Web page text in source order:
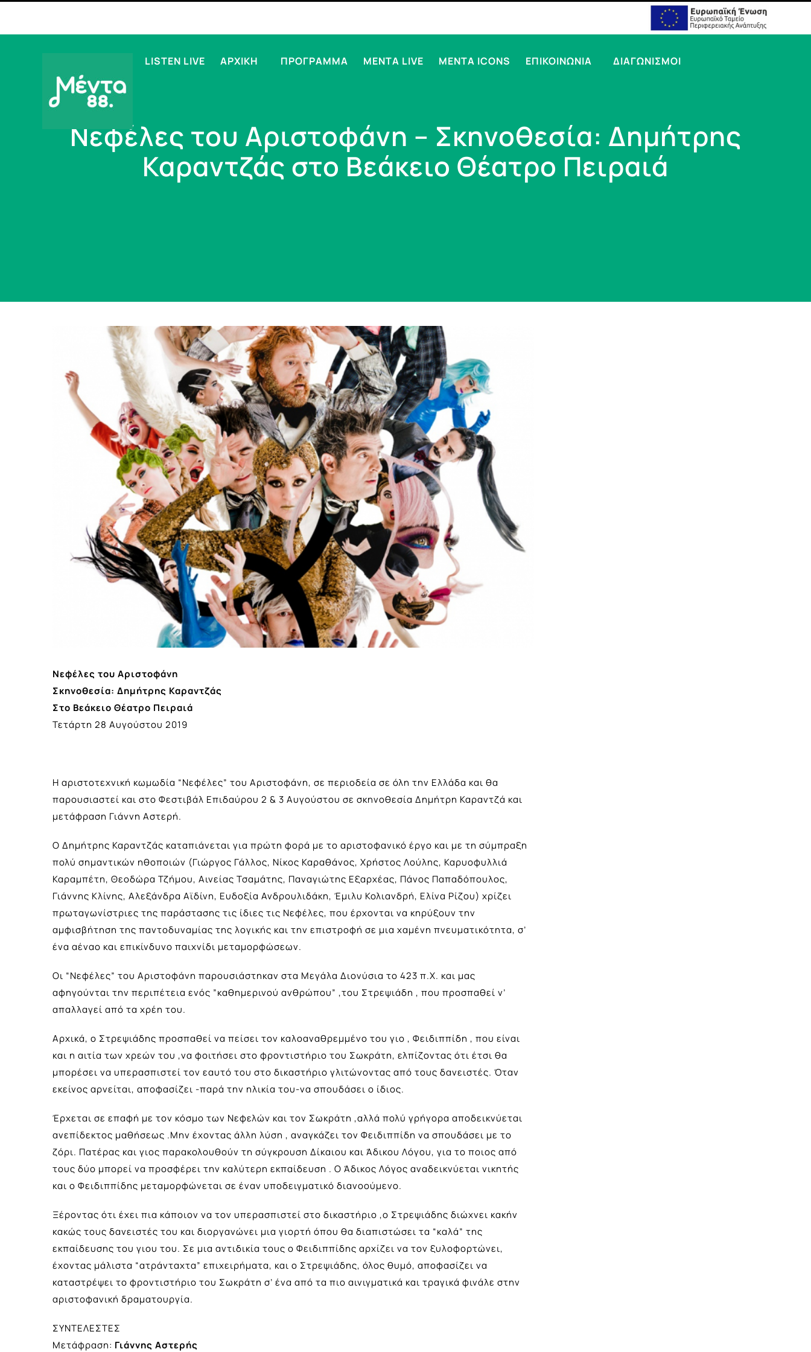
LISTEN LIVE ΑΡΧΙΚΗ ΠΡΟΓΡΑΜΜΑ MENTA LIVE MENTA ICONS ΕΠΙΚΟΙΝΩΝΙΑ ΔΙΑΓΩΝΙΣΜΟΙ
Νεφέλες του Αριστοφάνη – Σκηνοθεσία: Δημήτρης
Καραντζάς στο Βεάκειο Θέατρο Πειραιά
Νεφέλες του Αριστοφάνη
Σκηνοθεσία: Δημήτρης Καραντζάς
Στο Βεάκειο Θέατρο Πειραιά
Τετάρτη 28 Αυγούστου 2019
Η αριστοτεχνική κωμωδία “Νεφέλες” του Αριστοφάνη, σε περιοδεία σε όλη την Ελλάδα και θα
παρουσιαστεί και στο Φεστιβάλ Επιδαύρου 2 & 3 Αυγούστου σε σκηνοθεσία Δημήτρη Καραντζά και
μετάφραση Γιάννη Αστερή.
Ο Δημήτρης Καραντζάς καταπιάνεται για πρώτη φορά με το αριστοφανικό έργο και με τη σύμπραξη
πολύ σημαντικών ηθοποιών (Γιώργος Γάλλος, Νίκος Καραθάνος, Χρήστος Λούλης, Καρυοφυλλιά
Καραμπέτη, Θεοδώρα Τζήμου, Αινείας Τσαμάτης, Παναγιώτης Εξαρχέας, Πάνος Παπαδόπουλος,
Γιάννης Κλίνης, Αλεξάνδρα Αϊδίνη, Ευδοξία Ανδρουλιδάκη, Έμιλυ Κολιανδρή, Ελίνα Ρίζου) χρίζει
πρωταγωνίστριες της παράστασης τις ίδιες τις Νεφέλες, που έρχονται να κηρύξουν την
αμφισβήτηση της παντοδυναμίας της λογικής και την επιστροφή σε μια χαμένη πνευματικότητα, σ’
ένα αέναο και επικίνδυνο παιχνίδι μεταμορφώσεων.
Οι “Νεφέλες” του Αριστοφάνη παρουσιάστηκαν στα Μεγάλα Διονύσια το 423 π.Χ. και μας
αφηγούνται την περιπέτεια ενός ”καθημερινού ανθρώπου” ,του Στρεψιάδη , που προσπαθεί ν’
απαλλαγεί από τα χρέη του.
Αρχικά, ο Στρεψιάδης προσπαθεί να πείσει τον καλοαναθρεμμένο του γιο , Φειδιππίδη , που είναι
και η αιτία των χρεών του ,να φοιτήσει στο φροντιστήριο του Σωκράτη, ελπίζοντας ότι έτσι θα
μπορέσει να υπερασπιστεί τον εαυτό του στο δικαστήριο γλιτώνοντας από τους δανειστές. Όταν
εκείνος αρνείται, αποφασίζει -παρά την ηλικία του-να σπουδάσει ο ίδιος.
Έρχεται σε επαφή με τον κόσμο των Νεφελών και τον Σωκράτη ,αλλά πολύ γρήγορα αποδεικνύεται
ανεπίδεκτος μαθήσεως .Μην έχοντας άλλη λύση , αναγκάζει τον Φειδιππίδη να σπουδάσει με το
ζόρι. Πατέρας και γιος παρακολουθούν τη σύγκρουση Δίκαιου και Άδικου Λόγου, για το ποιος από
τους δύο μπορεί να προσφέρει την καλύτερη εκπαίδευση . Ο Άδικος Λόγος αναδεικνύεται νικητής
και ο Φειδιππίδης μεταμορφώνεται σε έναν υποδειγματικό διανοούμενο.
Ξέροντας ότι έχει πια κάποιον να τον υπερασπιστεί στο δικαστήριο ,ο Στρεψιάδης διώχνει κακήν
κακώς τους δανειστές του και διοργανώνει μια γιορτή όπου θα διαπιστώσει τα “καλά” της
εκπαίδευσης του γιου του. Σε μια αντιδικία τους ο Φειδιππίδης αρχίζει να τον ξυλοφορτώνει,
έχοντας μάλιστα “ατράνταχτα” επιχειρήματα, και ο Στρεψιάδης, όλος θυμό, αποφασίζει να
καταστρέψει το φροντιστήριο του Σωκράτη σ’ ένα από τα πιο αινιγματικά και τραγικά φινάλε στην
αριστοφανική δραματουργία.
ΣΥΝΤΕΛΕΣΤΕΣ
Μετάφραση: Γιάννης Αστερής